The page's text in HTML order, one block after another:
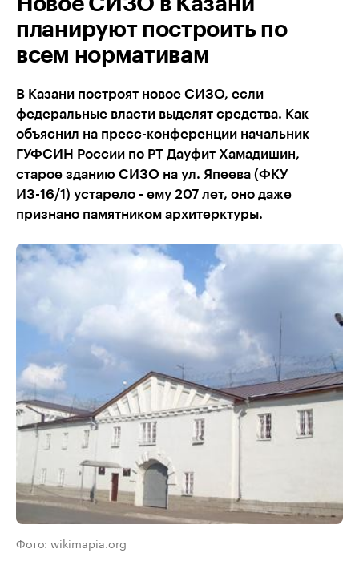
планируют построить по
всем нормативам
В Казани построят новое СИЗО, если
федеральные власти выделят средства. Как
объяснил на пресс-конференции начальник
ГУФСИН России по РТ Дауфит Хамадишин,
старое зданию СИЗО на ул. Япеева (ФКУ
ИЗ-16/1) устарело - ему 207 лет, оно даже
признано памятником архитерктуры.
Фото: wikimapia.org